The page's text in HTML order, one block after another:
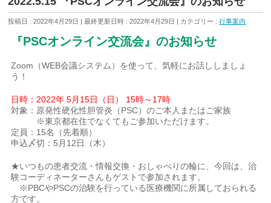
投稿日 : 2022年4月29日 最終更新日時 : 2022年4月29日 カテゴリー :行事案内
『PSCオンライン交流会』のお知らせ
Zoom（WEB会議システム）を使って、気軽にお話ししましょ
う！
日時：2022年 5月15日（日） 15時～17時
対象：原発性硬化性胆管炎（PSC）のご本人またはご家族
※東京都在住でなくてもご参加いただけます。
定員：15名（先着順）
申込〆切：5月12日（木）
★いつもの患者交流・情報交換・おしゃべりの輪に、今回は、治
験コーディネーターさんもゲストで参加されます。
※PBCやPSCの治験を行っている医療機関に所属しておられる
方です。